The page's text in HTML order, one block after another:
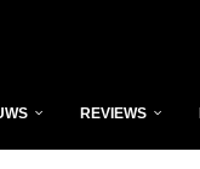
REVIEWS